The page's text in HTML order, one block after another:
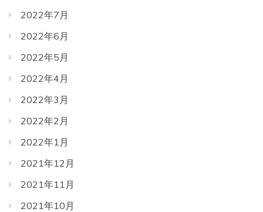
2022年7月
2022年6月
2022年5月
2022年4月
2022年3月
2022年2月
2022年1月
2021年12月
2021年11月
2021年10月